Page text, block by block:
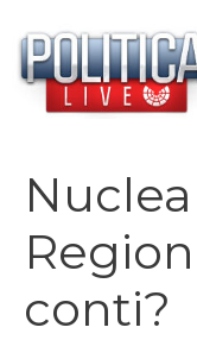
contenuto
conti?